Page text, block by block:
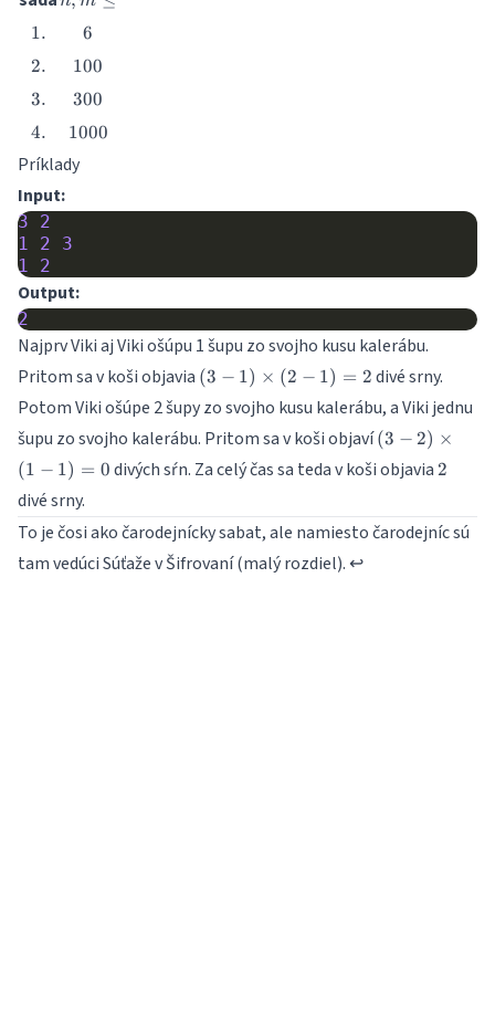
\leq
1.
1. 6
6
2.
2. 100
100
3.
3. 300
300
4.
4. 1000
1000
Príklady
Input:
3
2
1
2
3
1
2
Output:
2
Najprv Viki aj Viki ošúpu 1 šupu zo svojho kusu kalerábu.
Pritom sa v koši objavia (3-
1)\times(2-
1)=2
(3 − 1) × (2 − 1) = 2 divé srny.
Potom Viki ošúpe 2 šupy zo svojho kusu kalerábu, a Viki jednu
šupu zo svojho kalerábu. Pritom sa v koši objaví(3-
2)\times(1-
1)=0
(3 − 2) ×
(1 − 1) = 0 divých sŕn. Za celý čas sa teda v koši objavia 2
2
divé srny.
To je čosi ako čarodejnícky sabat, ale namiesto čarodejníc sú
tam vedúci Súťaže v Šifrovaní (malý rozdiel). ↩